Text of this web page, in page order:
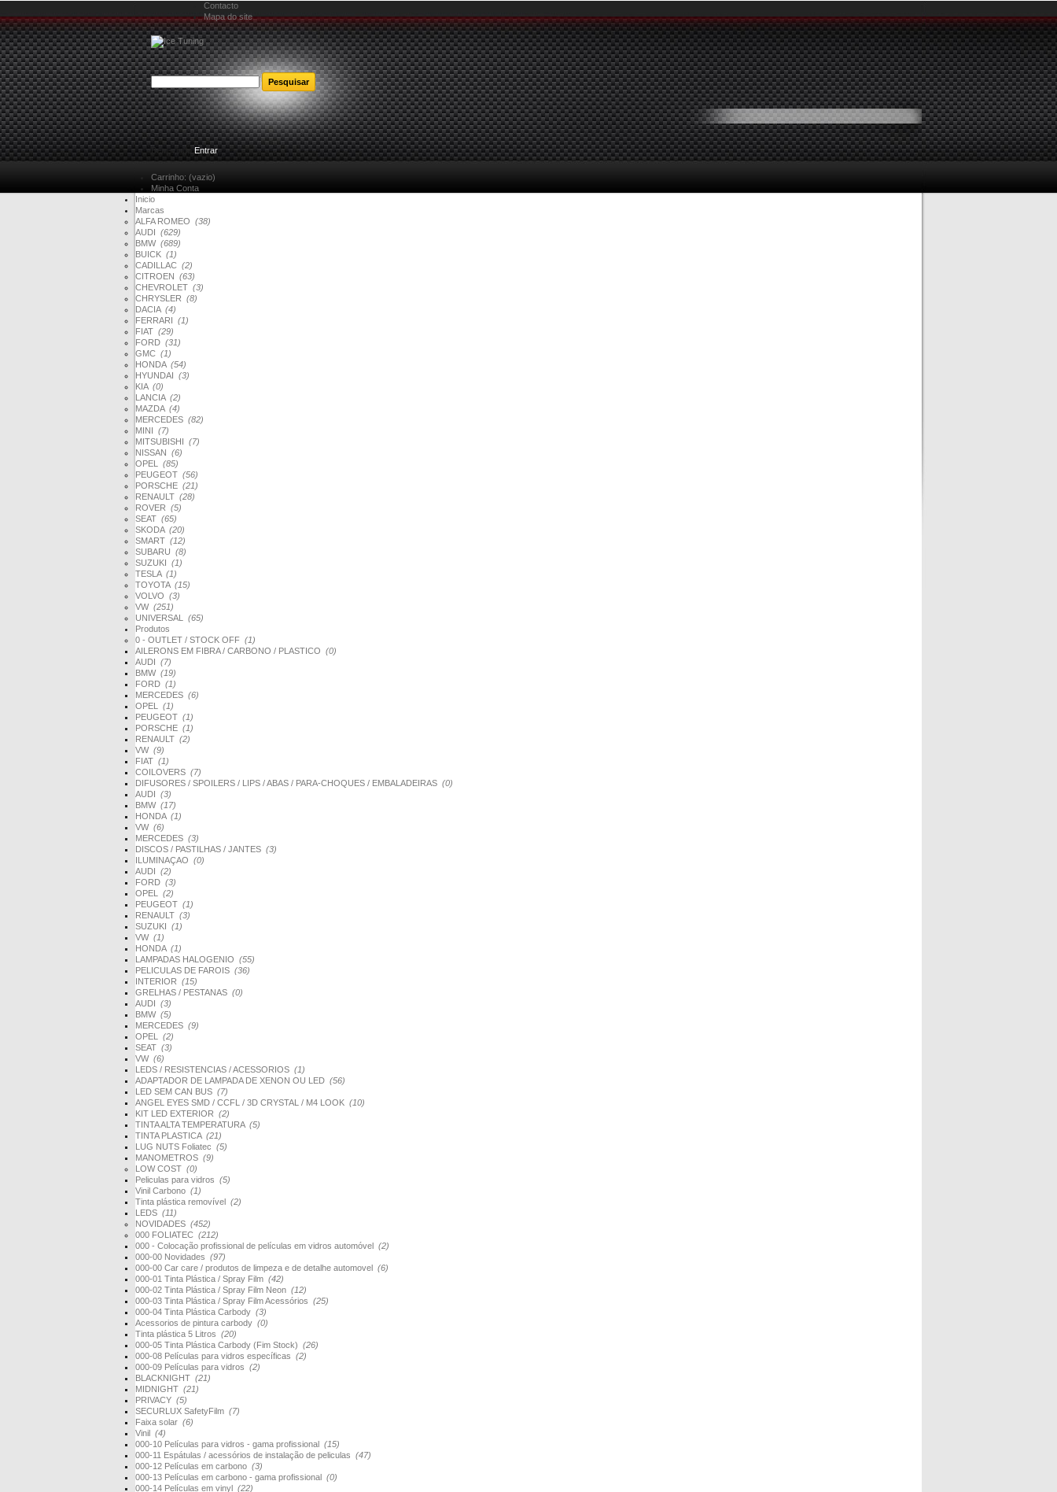
Contacto
Mapa do site
Bem-vindoEntrar
Carrinho: (vazio)
Minha Conta
Inicio
Marcas
ALFA ROMEO (38)
AUDI (629)
BMW (689)
BUICK (1)
CADILLAC (2)
CITROEN (63)
CHEVROLET (3)
CHRYSLER (8)
DACIA (4)
FERRARI (1)
FIAT (29)
FORD (31)
GMC (1)
HONDA (54)
HYUNDAI (3)
KIA (0)
LANCIA (2)
MAZDA (4)
MERCEDES (82)
MINI (7)
MITSUBISHI (7)
NISSAN (6)
OPEL (85)
PEUGEOT (56)
PORSCHE (21)
RENAULT (28)
ROVER (5)
SEAT (65)
SKODA (20)
SMART (12)
SUBARU (8)
SUZUKI (1)
TESLA (1)
TOYOTA (15)
VOLVO (3)
VW (251)
UNIVERSAL (65)
Produtos
0 - OUTLET / STOCK OFF (1)
AILERONS EM FIBRA / CARBONO / PLASTICO (0)
AUDI (7)
BMW (19)
FORD (1)
MERCEDES (6)
OPEL (1)
PEUGEOT (1)
PORSCHE (1)
RENAULT (2)
VW (9)
FIAT (1)
COILOVERS (7)
DIFUSORES / SPOILERS / LIPS / ABAS / PARA-CHOQUES / EMBALADEIRAS (0)
AUDI (3)
BMW (17)
HONDA (1)
VW (6)
MERCEDES (3)
DISCOS / PASTILHAS / JANTES (3)
ILUMINAÇAO (0)
AUDI (2)
FORD (3)
OPEL (2)
PEUGEOT (1)
RENAULT (3)
SUZUKI (1)
VW (1)
HONDA (1)
LAMPADAS HALOGENIO (55)
PELICULAS DE FAROIS (36)
INTERIOR (15)
GRELHAS / PESTANAS (0)
AUDI (3)
BMW (5)
MERCEDES (9)
OPEL (2)
SEAT (3)
VW (6)
LEDS / RESISTENCIAS / ACESSORIOS (1)
ADAPTADOR DE LAMPADA DE XENON OU LED (56)
LED SEM CAN BUS (7)
ANGEL EYES SMD / CCFL / 3D CRYSTAL / M4 LOOK (10)
KIT LED EXTERIOR (2)
TINTA ALTA TEMPERATURA (5)
TINTA PLASTICA (21)
LUG NUTS Foliatec (5)
MANOMETROS (9)
LOW COST (0)
Peliculas para vidros (5)
Vinil Carbono (1)
Tinta plástica removível (2)
LEDS (11)
NOVIDADES (452)
000 FOLIATEC (212)
000 - Colocação profissional de películas em vidros automóvel (2)
000-00 Novidades (97)
000-00 Car care / produtos de limpeza e de detalhe automovel (6)
000-01 Tinta Plástica / Spray Film (42)
000-02 Tinta Plástica / Spray Film Neon (12)
000-03 Tinta Plástica / Spray Film Acessórios (25)
000-04 Tinta Plástica Carbody (3)
Acessorios de pintura carbody (0)
Tinta plástica 5 Litros (20)
000-05 Tinta Plástica Carbody (Fim Stock) (26)
000-08 Películas para vidros específicas (2)
000-09 Películas para vidros (2)
BLACKNIGHT (21)
MIDNIGHT (21)
PRIVACY (5)
SECURLUX SafetyFilm (7)
Faixa solar (6)
Vinil (4)
000-10 Películas para vidros - gama profissional (15)
000-11 Espátulas / acessórios de instalação de peliculas (47)
000-12 Películas em carbono (3)
000-13 Películas em carbono - gama profissional (0)
000-14 Películas em vinyl (22)